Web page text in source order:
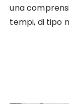
una
tempi, di tipo